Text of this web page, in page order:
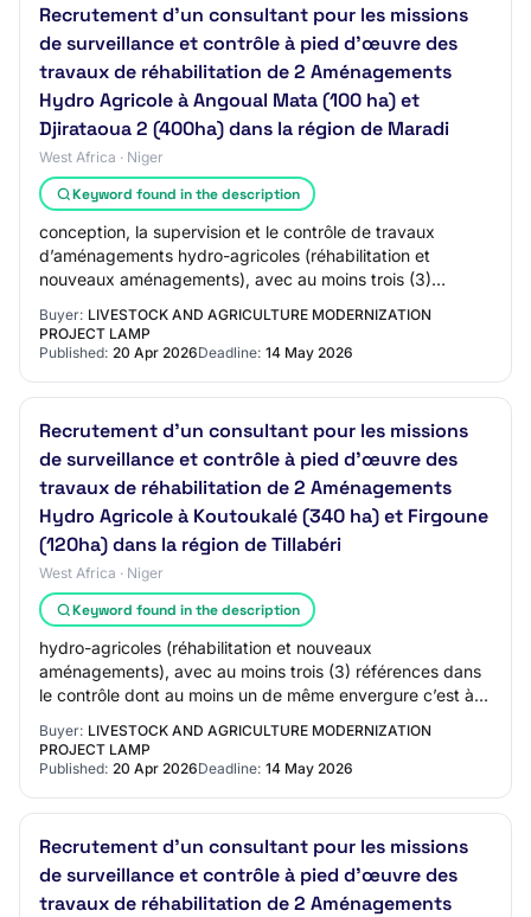
Recrutement d'un consultant pour les missions
de surveillance et contrôle à pied d’œuvre des
travaux de réhabilitation de 2 Aménagements
Hydro Agricole à Angoual Mata (100 ha) et
Djirataoua 2 (400ha) dans la région de Maradi
West Africa · Niger
Keyword found in the description
conception, la supervision et le contrôle de travaux
d’aménagements hydro-agricoles (réhabilitation et
nouveaux aménagements), avec au moins trois (3)
Buyer: LIVESTOCK AND AGRICULTURE MODERNIZATION
PROJECT LAMP
Published: 20 Apr 2026Deadline: 14 May 2026
Recrutement d'un consultant pour les missions
de surveillance et contrôle à pied d’œuvre des
travaux de réhabilitation de 2 Aménagements
Hydro Agricole à Koutoukalé (340 ha) et Firgoune
(120ha) dans la région de Tillabéri
West Africa · Niger
Keyword found in the description
hydro-agricoles (réhabilitation et nouveaux
aménagements), avec au moins trois (3) références dans
le contrôle dont au moins un de même envergure c’est à
Buyer: LIVESTOCK AND AGRICULTURE MODERNIZATION
PROJECT LAMP
Published: 20 Apr 2026Deadline: 14 May 2026
Recrutement d'un consultant pour les missions
de surveillance et contrôle à pied d’œuvre des
travaux de réhabilitation de 2 Aménagements